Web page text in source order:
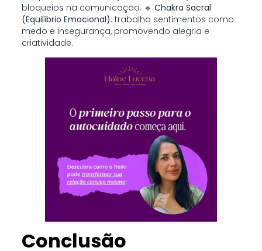
bloqueios na comunicação. 🔹 Chakra Sacral
(Equilíbrio Emocional): trabalha sentimentos como
medo e insegurança, promovendo alegria e
criatividade.
Conclusão